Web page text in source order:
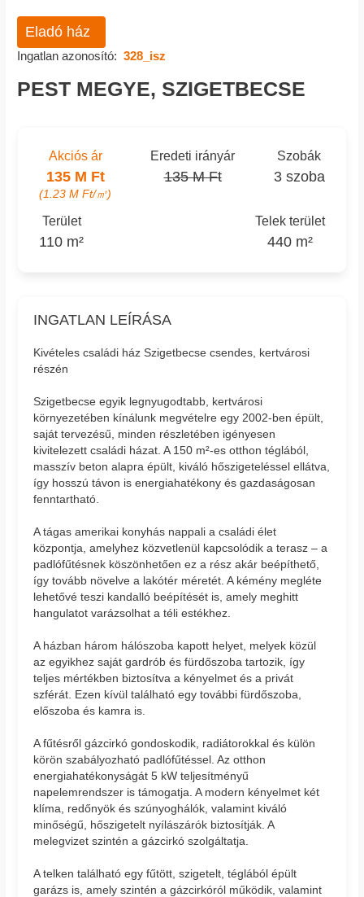
Eladó ház
Ingatlan azonosító: 328_isz
PEST MEGYE, SZIGETBECSE
Akciós ár
135 M Ft
(1.23 M Ft/㎡)
Eredeti irányár
135 M Ft
Szobák
3 szoba
Terület
110 m²
Telek terület
440 m²
INGATLAN LEÍRÁSA
Kivételes családi ház Szigetbecse csendes, kertvárosi
részén
Szigetbecse egyik legnyugodtabb, kertvárosi
környezetében kínálunk megvételre egy 2002-ben épült,
saját tervezésű, minden részletében igényesen
kivitelezett családi házat. A 150 m²-es otthon téglából,
masszív beton alapra épült, kiváló hőszigeteléssel ellátva,
így hosszú távon is energiahatékony és gazdaságosan
fenntartható.
A tágas amerikai konyhás nappali a családi élet
központja, amelyhez közvetlenül kapcsolódik a terasz – a
padlófűtésnek köszönhetően ez a rész akár beépíthető,
így tovább növelve a lakótér méretét. A kémény megléte
lehetővé teszi kandalló beépítését is, amely meghitt
hangulatot varázsolhat a téli estékhez.
A házban három hálószoba kapott helyet, melyek közül
az egyikhez saját gardrób és fürdőszoba tartozik, így
teljes mértékben biztosítva a kényelmet és a privát
szférát. Ezen kívül található egy további fürdőszoba,
előszoba és kamra is.
A fűtésről gázcirkó gondoskodik, radiátorokkal és külön
körön szabályozható padlófűtéssel. Az otthon
energiahatékonyságát 5 kW teljesítményű
napelemrendszer is támogatja. A modern kényelmet két
klíma, redőnyök és szúnyoghálók, valamint kiváló
minőségű, hőszigetelt nyílászárók biztosítják. A
melegvizet szintén a gázcirkó szolgáltatja.
A telken található egy fűtött, szigetelt, téglából épült
garázs is, amely szintén a gázcirkóról működik, valamint